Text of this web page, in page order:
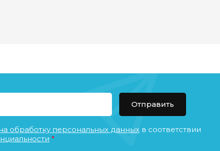
обработку персональных данных в соответствии
*
Отправить